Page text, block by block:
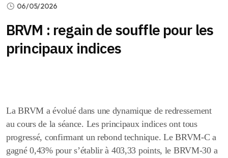
06/05/2026
BRVM : regain de souffle pour les
principaux indices
La BRVM a évolué dans une dynamique de redressement
au cours de la séance. Les principaux indices ont tous
progressé, confirmant un rebond technique. Le BRVM-C a
gagné 0,43% pour s’établir à 403,33 points, le BRVM-30 a